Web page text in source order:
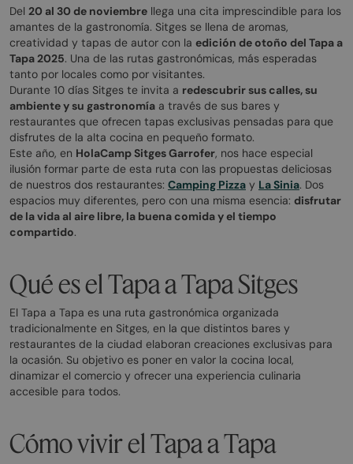
Del 20 al 30 de noviembre llega una cita imprescindible para los
amantes de la gastronomía. Sitges se llena de aromas,
creatividad y tapas de autor con la edición de otoño del Tapa a
Tapa 2025. Una de las rutas gastronómicas, más esperadas
tanto por locales como por visitantes.
Durante 10 días Sitges te invita a redescubrir sus calles, su
ambiente y su gastronomía a través de sus bares y
restaurantes que ofrecen tapas exclusivas pensadas para que
disfrutes de la alta cocina en pequeño formato.
Este año, en HolaCamp Sitges Garrofer, nos hace especial
ilusión formar parte de esta ruta con las propuestas deliciosas
de nuestros dos restaurantes: Camping Pizza y La Sinia. Dos
espacios muy diferentes, pero con una misma esencia: disfrutar
de la vida al aire libre, la buena comida y el tiempo
compartido.
Qué es el Tapa a Tapa Sitges
El Tapa a Tapa es una ruta gastronómica organizada
tradicionalmente en Sitges, en la que distintos bares y
restaurantes de la ciudad elaboran creaciones exclusivas para
la ocasión. Su objetivo es poner en valor la cocina local,
dinamizar el comercio y ofrecer una experiencia culinaria
accesible para todos.
Cómo vivir el Tapa a Tapa